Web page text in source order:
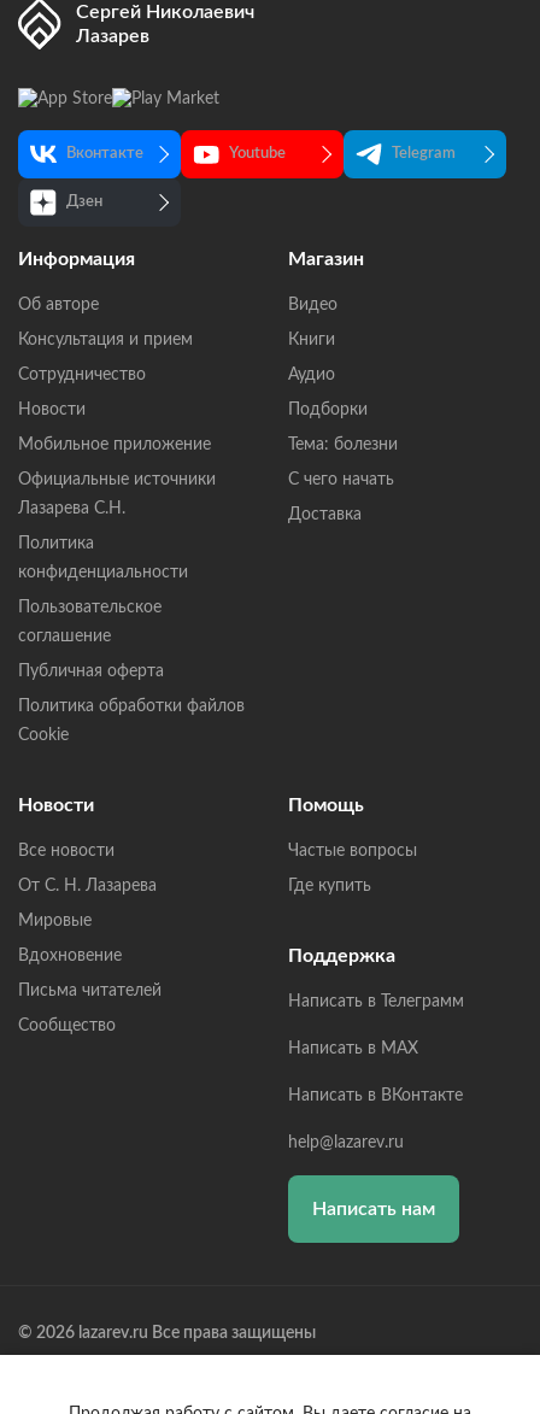
Сергей Николаевич
Лазарев
Вконтакте Youtube Telegram
Дзен
Информация
Об авторе
Консультация и прием
Сотрудничество
Новости
Мобильное приложение
Официальные источники
Лазарева С.Н.
Политика
конфиденциальности
Пользовательское
соглашение
Публичная оферта
Политика обработки файлов
Cookie
Магазин
Видео
Книги
Аудио
Подборки
Тема: болезни
С чего начать
Доставка
Новости
Все новости
От С. Н. Лазарева
Мировые
Вдохновение
Письма читателей
Сообщество
Помощь
Частые вопросы
Где купить
Поддержка
Написать в Телеграмм
Написать в MAX
Написать в ВКонтакте
help@lazarev.ru
Написать нам
© 2026 lazarev.ru Все права защищены